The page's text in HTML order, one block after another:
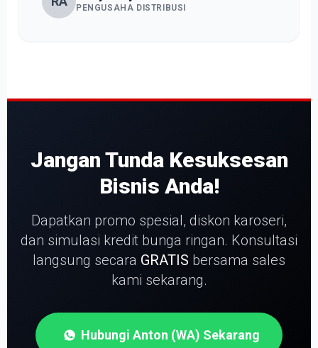
PENGUSAHA DISTRIBUSI
Jangan Tunda Kesuksesan
Bisnis Anda!
Dapatkan promo spesial, diskon karoseri,
dan simulasi kredit bunga ringan. Konsultasi
langsung secara GRATIS bersama sales
kami sekarang.
Hubungi Anton (WA) Sekarang